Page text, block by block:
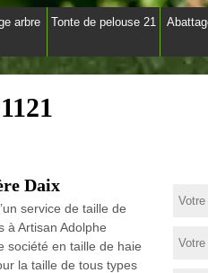
arbre
Tonte de pelouse 21
Daix
service de taille de
à Artisan Adolphe
société en taille de haie
la taille de tous types